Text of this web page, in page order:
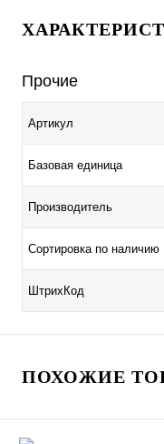
Прочие
Артикул
Базовая единица
Производитель
Сортировка по наличию
ШтрихКод
ПОХОЖИЕ